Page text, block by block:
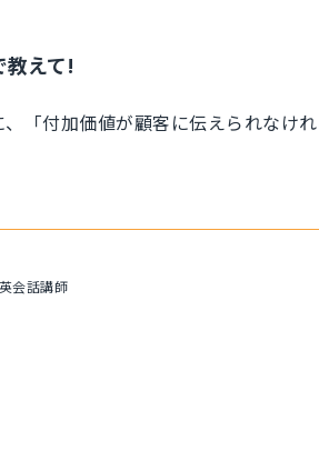
教えて!
「付加価値が顧客に伝えられなけ
会話講師